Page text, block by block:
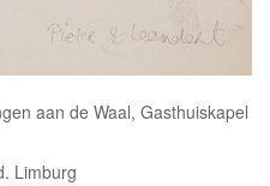
aan de Waal, Gasthuiskapel
Limburg